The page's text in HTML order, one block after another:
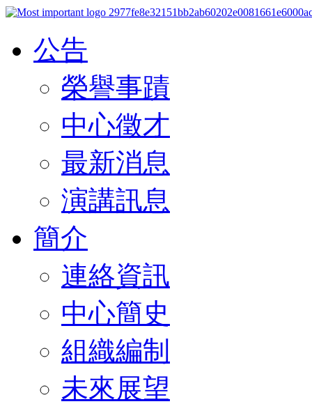
公告
榮譽事蹟
中心徵才
最新消息
演講訊息
簡介
連絡資訊
中心簡史
組織編制
未來展望